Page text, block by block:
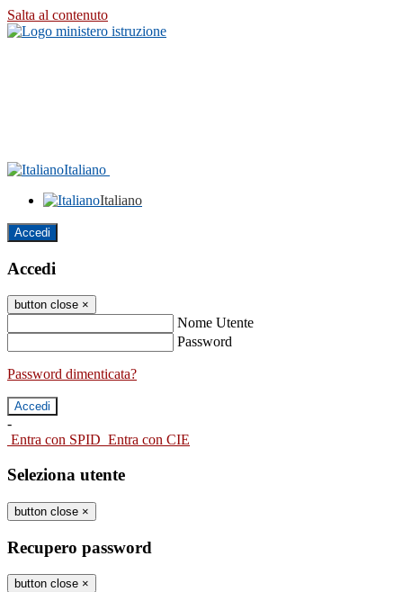
Salta al contenuto
Italiano
Italiano
Accedi
Accedi
button close ×
Nome Utente
Password
Password dimenticata?
-
Entra con SPID Entra con CIE
Seleziona utente
button close ×
Recupero password
button close ×